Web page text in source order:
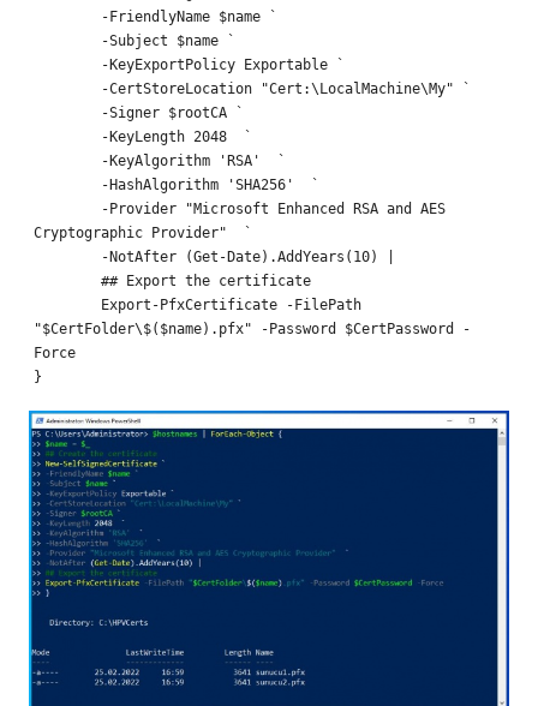
Cryptographic Provider"  `
"$CertFolder\$($name).pfx" -Password $CertPassword -
Force